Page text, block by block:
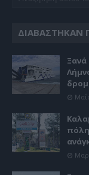
ΔΙΑΒΆΣΤΗΚΑΝ
πόλη